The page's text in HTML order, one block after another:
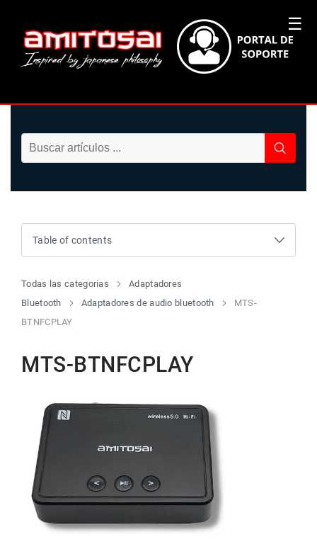
☰
Todas las categorias
Adaptadores
Bluetooth
Adaptadores de audio bluetooth
MTS-
BTNFCPLAY
MTS-BTNFCPLAY
Table of contents